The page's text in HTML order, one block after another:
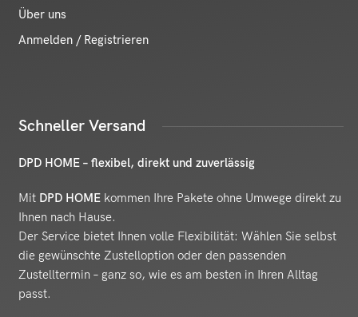
Über uns
Anmelden / Registrieren
Schneller Versand
DPD HOME – flexibel, direkt und zuverlässig
Mit DPD HOME kommen Ihre Pakete ohne Umwege direkt zu
Ihnen nach Hause.
Der Service bietet Ihnen volle Flexibilität: Wählen Sie selbst
die gewünschte Zustelloption oder den passenden
Zustelltermin – ganz so, wie es am besten in Ihren Alltag
passt.